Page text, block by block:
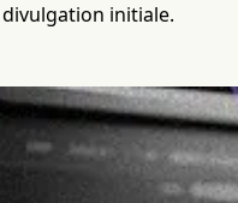
divulgation initiale.